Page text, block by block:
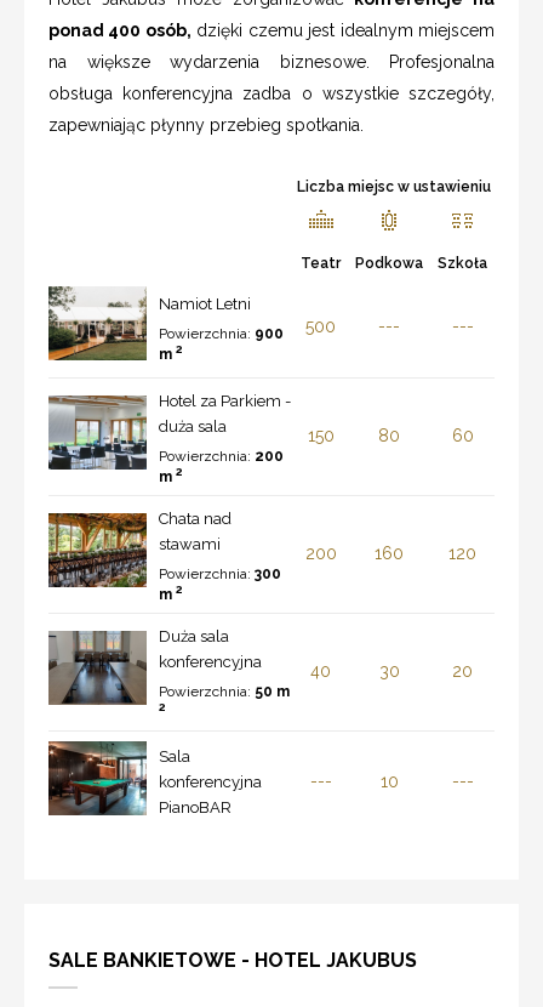
ponad 400 osób, dzięki czemu jest idealnym miejscem
na większe wydarzenia biznesowe. Profesjonalna
obsługa konferencyjna zadba o wszystkie szczegóły,
zapewniając płynny przebieg spotkania.
Liczba miejsc w ustawieniu
Teatr Podkowa Szkoła
Namiot Letni
Powierzchnia: 900
m 2
500 --- ---
Hotel za Parkiem -
duża sala
Powierzchnia: 200
m 2
150 80 60
Chata nad
stawami
Powierzchnia: 300
m 2
200 160 120
Duża sala
konferencyjna
Powierzchnia: 50 m
2
40 30 20
Sala
konferencyjna
PianoBAR
--- 10 ---
SALE BANKIETOWE - HOTEL JAKUBUS